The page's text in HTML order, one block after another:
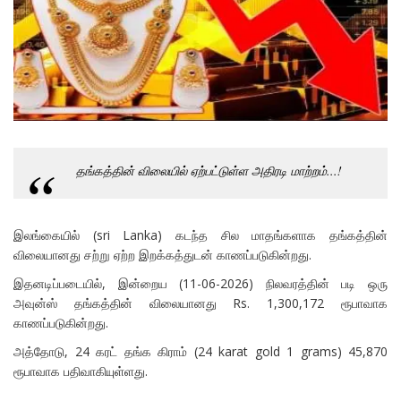
தங்கத்தின் விலையில் ஏற்பட்டுள்ள அதிரடி மாற்றம்...!
இலங்கையில் (sri Lanka) கடந்த சில மாதங்களாக தங்கத்தின்
விலையானது சற்று ஏற்ற இறக்கத்துடன் காணப்படுகின்றது.
இதனடிப்படையில், இன்றைய (11-06-2026) நிலவரத்தின் படி ஒரு
அவுன்ஸ் தங்கத்தின் விலையானது Rs. 1,300,172 ரூபாவாக
காணப்படுகின்றது.
அத்தோடு, 24 கரட் தங்க கிராம் (24 karat gold 1 grams) 45,870
ரூபாவாக பதிவாகியுள்ளது.